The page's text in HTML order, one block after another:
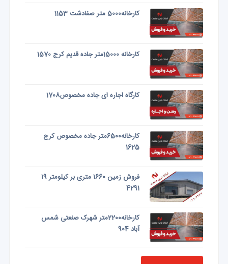
کارخانه5000 متر صفادشت 1153
کارخانه 15000متر جاده قدیم کرج 1570
کارگاه اجاره ای جاده مخصوص1708
کارخانه6500متر جاده مخصوص کرج
1625
فروش زمین 1660 متری بر کیلومتر 19
4291
کارخانه2200متر شهرک صنعتی شمس
آباد 904